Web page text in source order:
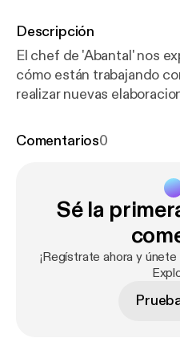
Descripción
El chef de 'Abantal' nos
cómo están trabajando
realizar nuevas
Comentarios0
Sé la
¡Regístrate ahora y